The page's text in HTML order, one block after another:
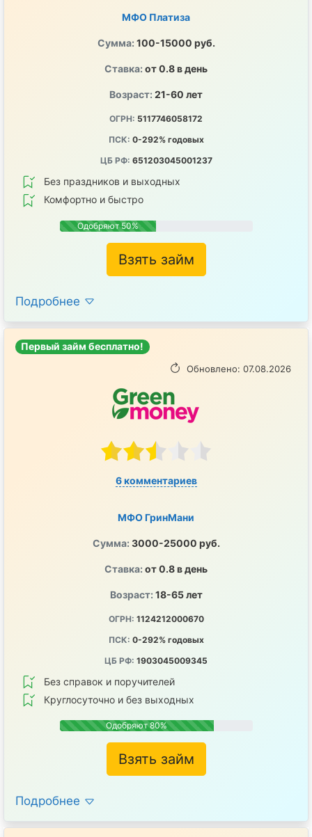
МФО Платиза
Сумма: 100-15000 руб.
Ставка: от 0.8 в день
Возраст: 21-60 лет
ОГРН: 5117746058172
ПСК: 0-292% годовых
ЦБ РФ: 651203045001237
Без праздников и выходных
Комфортно и быстро
Одобряют 50%
Взять займ
Подробнее
Первый займ бесплатно!
Обновлено: 07.08.2026
6 комментариев
МФО ГринМани
Сумма: 3000-25000 руб.
Ставка: от 0.8 в день
Возраст: 18-65 лет
ОГРН: 1124212000670
ПСК: 0-292% годовых
ЦБ РФ: 1903045009345
Без справок и поручителей
Круглосуточно и без выходных
Одобряют 80%
Взять займ
Подробнее